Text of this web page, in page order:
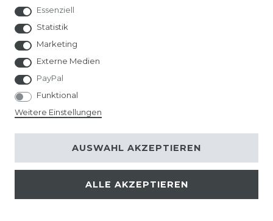
vervollständigen und einen unvergesslichen Eindruck
ausdrucksstark
Für Karneval bieten wir eine breite Auswahl an bunten
Kontaktlinsen, die deinem Kostüm den letzten Schliff
Schwarze Kontaktlinsen: Geheimnisvoll und
Essenziell
Statistik
Marketing
Externe Medien
PayPal
Funktional
Weitere Einstellungen
ALLE AKZEPTIEREN
AUSWAHL AKZEPTIEREN